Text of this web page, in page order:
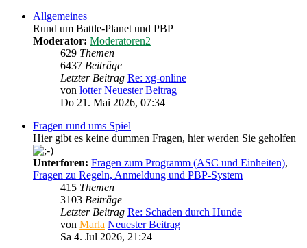
Allgemeines
Rund um Battle-Planet und PBP
Moderator: Moderatoren2
629 Themen
6437 Beiträge
Letzter Beitrag Re: xg-online
von lotter Neuester Beitrag
Do 21. Mai 2026, 07:34
Fragen rund ums Spiel
Hier gibt es keine dummen Fragen, hier werden Sie geholfen
Unterforen: Fragen zum Programm (ASC und Einheiten),
Fragen zu Regeln, Anmeldung und PBP-System
415 Themen
3103 Beiträge
Letzter Beitrag Re: Schaden durch Hunde
von Marla Neuester Beitrag
Sa 4. Jul 2026, 21:24